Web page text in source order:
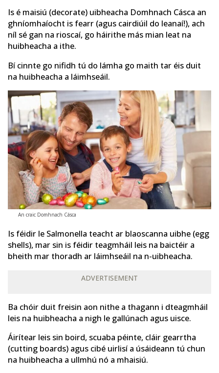
Is é maisiú (decorate) uibheacha Domhnach Cásca an
ghníomhaíocht is fearr (agus cairdiúil do leanaí!), ach
níl sé gan na rioscaí, go háirithe más mian leat na
huibheacha a ithe.
Bí cinnte go nifidh tú do lámha go maith tar éis duit
na huibheacha a láimhseáil.
An craic Domhnach Cásca
Is féidir le Salmonella teacht ar blaoscanna uibhe (egg
shells), mar sin is féidir teagmháil leis na baictéir a
bheith mar thoradh ar láimhseáil na n-uibheacha.
ADVERTISEMENT
Ba chóir duit freisin aon nithe a thagann i dteagmháil
leis na huibheacha a nigh le gallúnach agus uisce.
Áirítear leis sin boird, scuaba péinte, cláir gearrtha
(cutting boards) agus cibé uirlisí a úsáideann tú chun
na huibheacha a ullmhú nó a mhaisiú.